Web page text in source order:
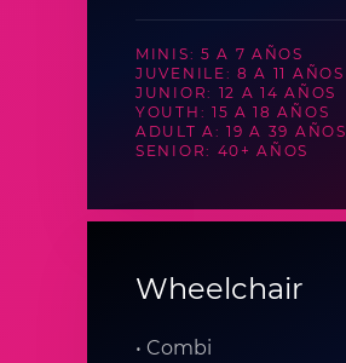
MINIS: 5 A 7 AÑOS
JUVENILE: 8 A 11 AÑOS
JUNIOR: 12 A 14 AÑOS
YOUTH: 15 A 18 AÑOS
ADULT A: 19 A 39 AÑOS
SENIOR: 40+ AÑOS
Wheelchair
• Combi